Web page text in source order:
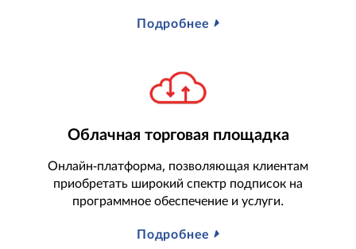
Подробнее
Облачная торговая площадка
Онлайн-платформа, позволяющая клиентам
приобретать широкий спектр подписок на
программное обеспечение и услуги.
Подробнее